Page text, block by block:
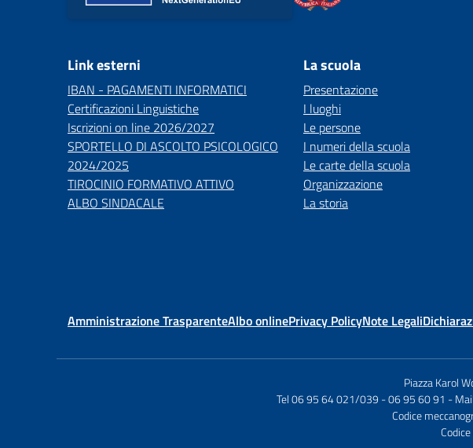
Link esterni
IBAN - PAGAMENTI INFORMATICI
Certificazioni Linguistiche
Iscrizioni on line 2026/2027
SPORTELLO DI ASCOLTO PSICOLOGICO
2024/2025
TIROCINIO FORMATIVO ATTIVO
ALBO SINDACALE
La scuola
Presentazione
I luoghi
Le persone
I numeri della scuola
Le carte della scuola
Organizzazione
La storia
Amministrazione TrasparenteAlbo onlinePrivacy PolicyNote Legali
Piazza Karol
Tel 06 95 64 021/039 - 06 95 60 91 -
Codice